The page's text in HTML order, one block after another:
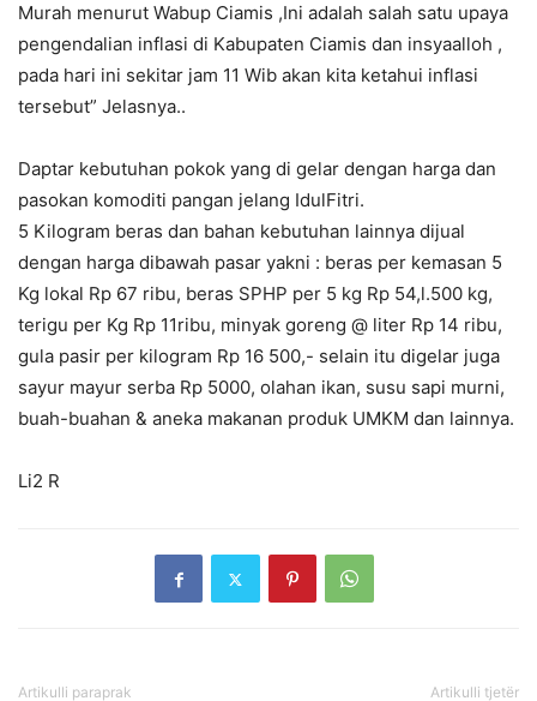
Murah menurut Wabup Ciamis ,Ini adalah salah satu upaya
pengendalian inflasi di Kabupaten Ciamis dan insyaalloh ,
pada hari ini sekitar jam 11 Wib akan kita ketahui inflasi
tersebut” Jelasnya..
Daptar kebutuhan pokok yang di gelar dengan harga dan
pasokan komoditi pangan jelang IdulFitri.
5 Kilogram beras dan bahan kebutuhan lainnya dijual
dengan harga dibawah pasar yakni : beras per kemasan 5
Kg lokal Rp 67 ribu, beras SPHP per 5 kg Rp 54,l.500 kg,
terigu per Kg Rp 11ribu, minyak goreng @ liter Rp 14 ribu,
gula pasir per kilogram Rp 16 500,- selain itu digelar juga
sayur mayur serba Rp 5000, olahan ikan, susu sapi murni,
buah-buahan & aneka makanan produk UMKM dan lainnya.
Li2 R
Artikulli paraprak Artikulli tjetër